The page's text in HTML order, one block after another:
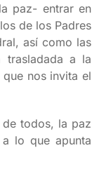
paz- entrar en
de los Padres
así como las
trasladada a la
nos invita el
todos, la paz
lo que apunta